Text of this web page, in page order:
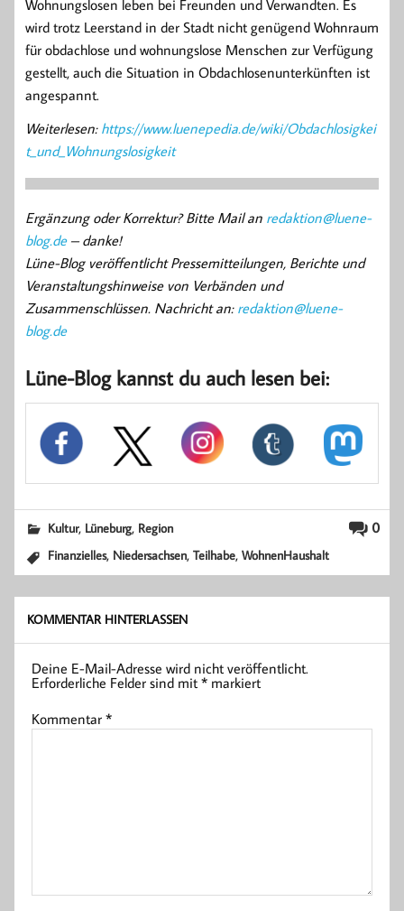
Wohnungslosen leben bei Freunden und Verwandten. Es
wird trotz Leerstand in der Stadt nicht genügend Wohnraum
für obdachlose und wohnungslose Menschen zur Verfügung
gestellt, auch die Situation in Obdachlosenunterkünften ist
angespannt.
Weiterlesen: https://www.luenepedia.de/wiki/Obdachlosigkei
t_und_Wohnungslosigkeit
Ergänzung oder Korrektur? Bitte Mail an redaktion@luene-
blog.de– danke!
Lüne-Blog veröffentlicht Pressemitteilungen, Berichte und
Veranstaltungshinweise von Verbänden und
Zusammenschlüssen. Nachricht an: redaktion@luene-
blog.de
Lüne-Blog kannst du auch lesen bei:
0
Kultur, Lüneburg, Region
Finanzielles, Niedersachsen,Teilhabe,WohnenHaushalt
KOMMENTAR HINTERLASSEN
Deine E-Mail-Adresse wird nicht veröffentlicht.
Erforderliche Felder sind mit* markiert
Kommentar*